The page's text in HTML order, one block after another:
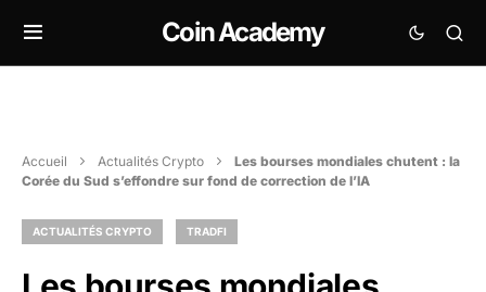
Coin Academy
Accueil Actualités Crypto
Les bourses mondiales chutent : la
Corée du Sud s’effondre sur fond de correction de l’IA
ACTUALITÉS CRYPTO TRADFI